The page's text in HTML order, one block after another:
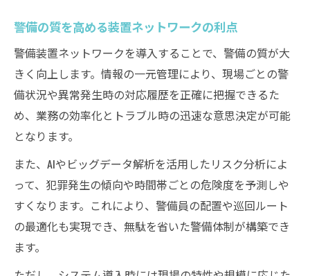
警備の質を高める装置ネットワークの利点
警備装置ネットワークを導入することで、警備の質が大
きく向上します。情報の一元管理により、現場ごとの警
備状況や異常発生時の対応履歴を正確に把握できるた
め、業務の効率化とトラブル時の迅速な意思決定が可能
となります。
また、AIやビッグデータ解析を活用したリスク分析によ
って、犯罪発生の傾向や時間帯ごとの危険度を予測しや
すくなります。これにより、警備員の配置や巡回ルート
の最適化も実現でき、無駄を省いた警備体制が構築でき
ます。